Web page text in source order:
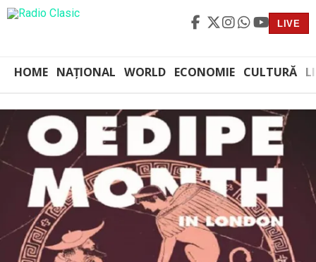
LIVE
HOME NAȚIONAL WORLD ECONOMIE CULTURĂ